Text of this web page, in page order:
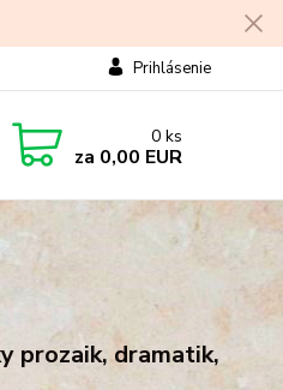
Prihlásenie
0 ks
za 0,00 EUR
prozaik, dramatik,